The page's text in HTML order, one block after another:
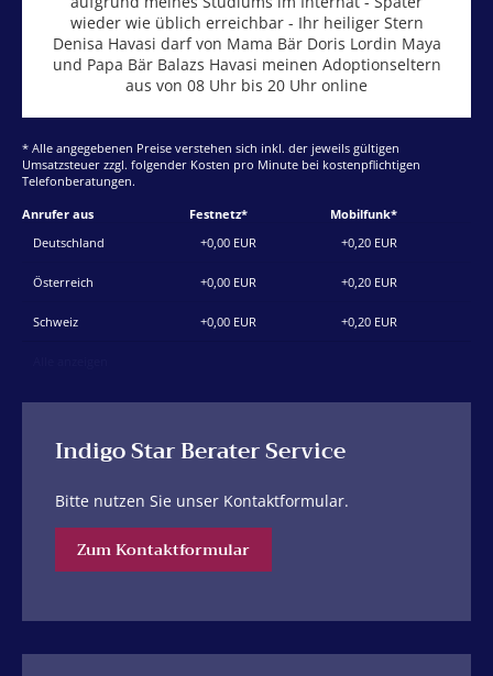
wieder wie üblich erreichbar - Ihr heiliger Stern
Denisa Havasi darf von Mama Bär Doris Lordin Maya
und Papa Bär Balazs Havasi meinen Adoptionseltern
aus von 08 Uhr bis 20 Uhr online
* Alle angegebenen Preise verstehen sich inkl. der jeweils gültigen
Umsatzsteuer zzgl. folgender Kosten pro Minute bei kostenpflichtigen
Telefonberatungen.
Anrufer aus
Festnetz*
Mobilfunk*
Deutschland
+0,00 EUR +0,20 EUR
Österreich +0,00 EUR +0,20 EUR
Schweiz +0,00 EUR +0,20 EUR
Indigo Star Berater Service
Bitte nutzen Sie unser Kontaktformular.
Zum Kontaktformular